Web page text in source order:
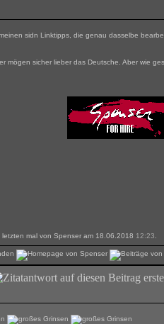
sidn Linktipps, die genau dasselbe
mögen sicher lieber das Deutsche. Aber wie
mal von Spenser am 18.06.2018 12:23